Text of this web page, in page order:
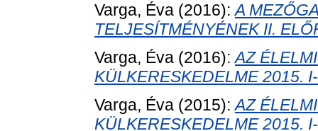
Varga, Éva (2016):A
TELJESÍTMÉNYÉNEK II.
Varga, Éva (2016):AZ
KÜLKERESKEDELME 2015.
Varga, Éva (2015):AZ
KÜLKERESKEDELME 2015.